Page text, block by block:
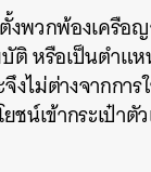
งพวกพ้องเครือ
ติ หรือเป็นตำแ
งไม่ต่างจากกา
ชน์เข้ากระเป๋าตั